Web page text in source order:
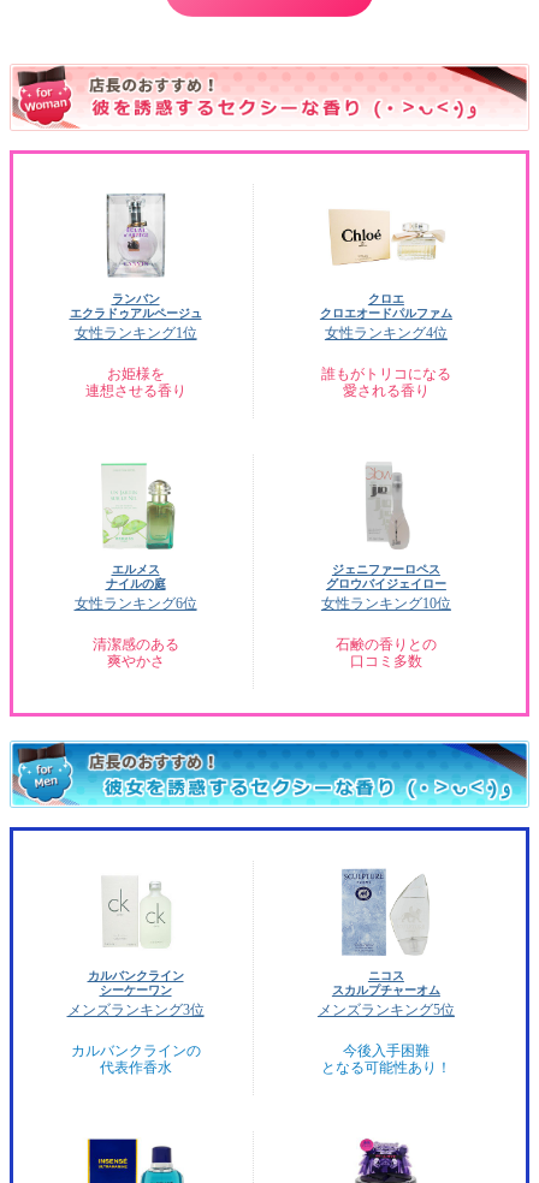
ランバン
エクラドゥアルページュ
女性ランキング1位
お姫様を
連想させる香り
クロエ
クロエオードパルファム
女性ランキング4位
誰もがトリコになる
愛される香り
エルメス
ナイルの庭
女性ランキング6位
清潔感のある
爽やかさ
ジェニファーロペス
グロウバイジェイロー
女性ランキング10位
石鹸の香りとの
口コミ多数
カルバンクライン
シーケーワン
メンズランキング3位
カルバンクラインの
代表作香水
ニコス
スカルプチャーオム
メンズランキング5位
今後入手困難
となる可能性あり！